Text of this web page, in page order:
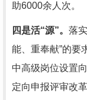
助6000余人次。
四是活“源”。 落
能、重奉献”的要
中高级岗位设置
定向申报评审改